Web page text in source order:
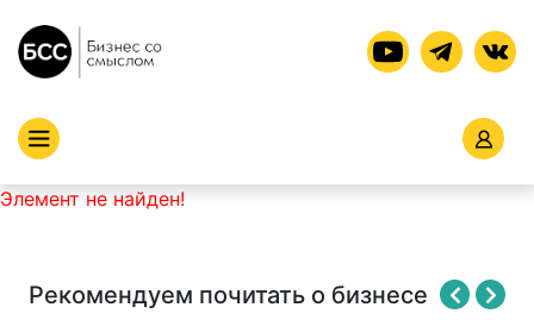
Элемент не найден!
Рекомендуем почитать о бизнесе